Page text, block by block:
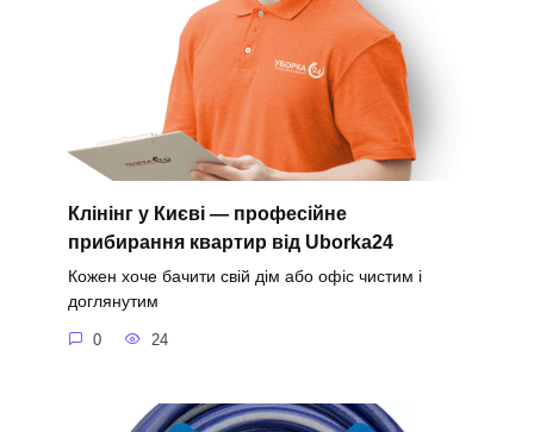
Клінінг у Києві — професійне
прибирання квартир від Uborka24
Кожен хоче бачити свій дім або офіс чистим і
доглянутим
0 24